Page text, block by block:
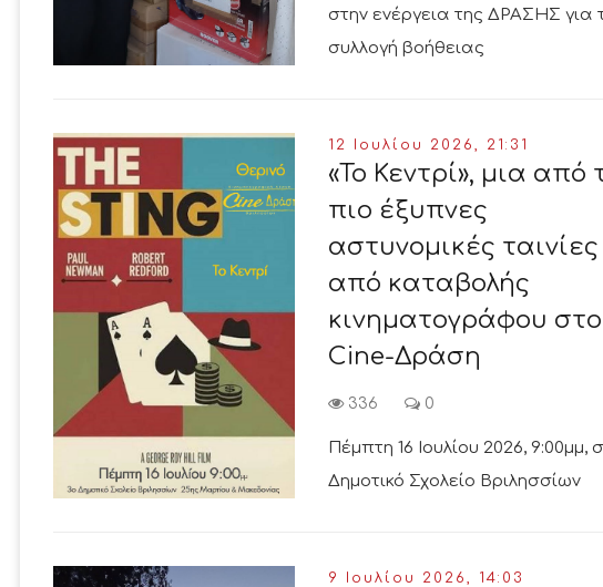
στην ενέργεια της ΔΡΑΣΗΣ για
συλλογή βοήθειας
12 Ιουλίου 2026, 21:31
«Το Κεντρί», μια από
πιο έξυπνες
αστυνομικές ταινίες
από καταβολής
κινηματογράφου στο
Cine-Δράση
336 0
Πέμπτη 16 Ιουλίου 2026, 9:00μμ,
Δημοτικό Σχολείο Βριλησσίων
9 Ιουλίου 2026, 14:03